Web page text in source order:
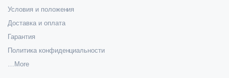
Условия и положения
Доставка и оплата
Гарантия
Политика конфиденциальности
…More